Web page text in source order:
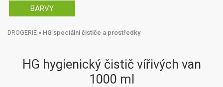
BARVY
DROGERIE » HG speciální čističe a prostředky
HG hygienický čistič vířivých van
1000 ml